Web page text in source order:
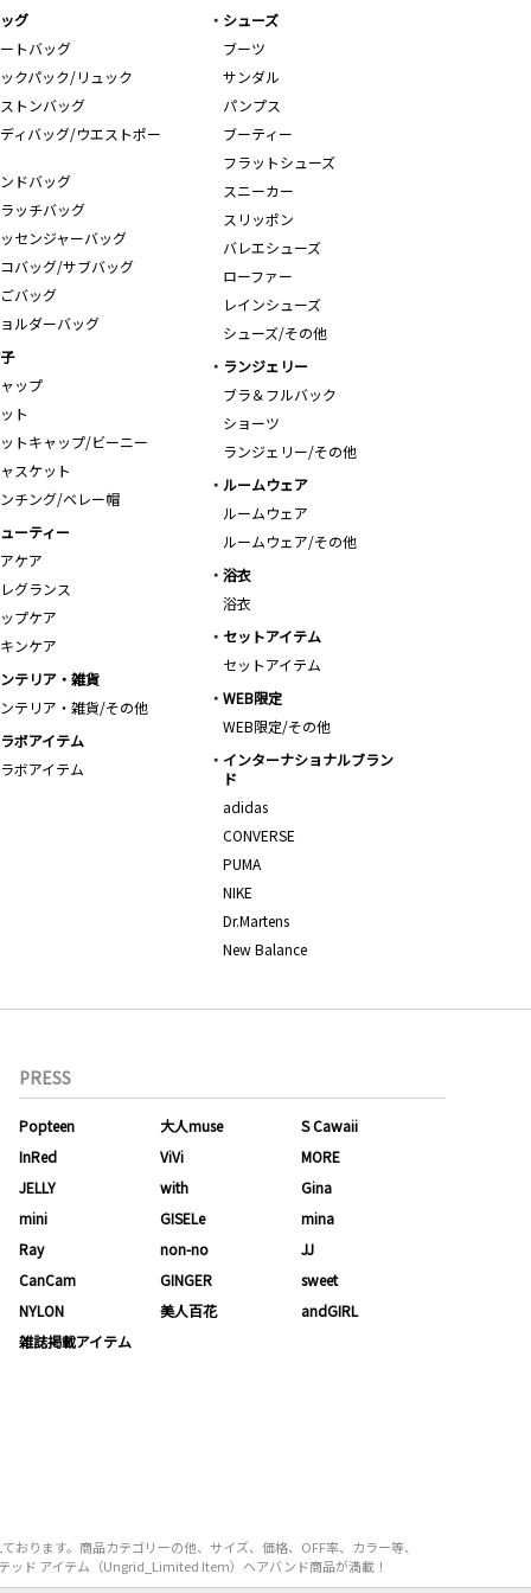
グ
トバッグ
クパック/リュック
トンバッグ
ィバッグ/ウエストポー
ドバッグ
ッチバッグ
センジャーバッグ
バッグ/サブバッグ
バッグ
ルダーバッグ
シューズ
ブーツ
サンダル
パンプス
ブーティー
フラットシューズ
スニーカー
スリッポン
バレエシューズ
ローファー
レインシューズ
シューズ/その他
ップ
ト
トキャップ/ビーニー
スケット
チング/ベレー帽
ランジェリー
ブラ＆フルバック
ショーツ
ランジェリー/その他
ルームウェア
ルームウェア
ルームウェア/その他
ーティー
ケア
グランス
プケア
ンケア
浴衣
浴衣
セットアイテム
セットアイテム
テリア・雑貨
テリア・雑貨/その他
WEB限定
WEB限定/その他
ボアイテム
ボアイテム
インターナショナルブラン
ド
adidas
CONVERSE
PUMA
NIKE
Dr.Martens
New Balance
PRESS
Popteen 大人muse
S Cawaii
InRed
ViVi
MORE
JELLY
with
Gina
mini
GISELe
mina
Ray
non-no
JJ
CanCam
GINGER
sweet
NYLON
美人百花
andGIRL
雑誌掲載アイテム
ります。商品カテゴリーの他、サイズ、価格、OFF率、カラー等、
ド アイテム（Ungrid_Limited Item）ヘアバンド商品が満載！